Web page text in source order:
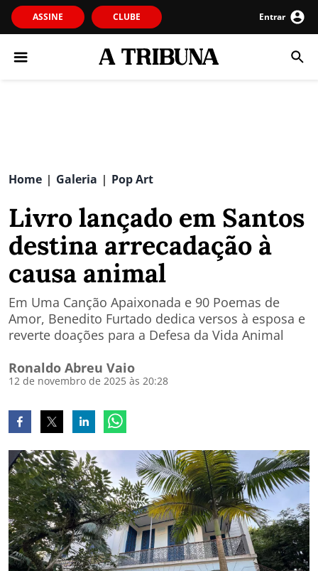
ASSINE CLUBE Entrar
Home | Galeria | Pop Art
Livro lançado em Santos
destina arrecadação à
causa animal
Em Uma Canção Apaixonada e 90 Poemas de
Amor, Benedito Furtado dedica versos à esposa e
reverte doações para a Defesa da Vida Animal
Ronaldo Abreu Vaio
12 de novembro de 2025 às 20:28